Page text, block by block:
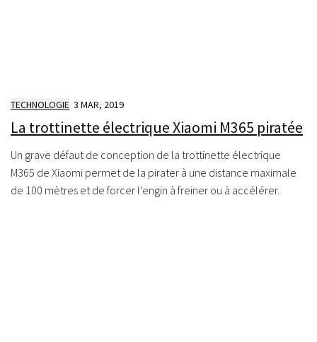
TECHNOLOGIE 3 MAR, 2019
La trottinette électrique Xiaomi M365 piratée
Un grave défaut de conception de la trottinette électrique
M365 de Xiaomi permet de la pirater à une distance maximale
de 100 mètres et de forcer l’engin à freiner ou à accélérer.